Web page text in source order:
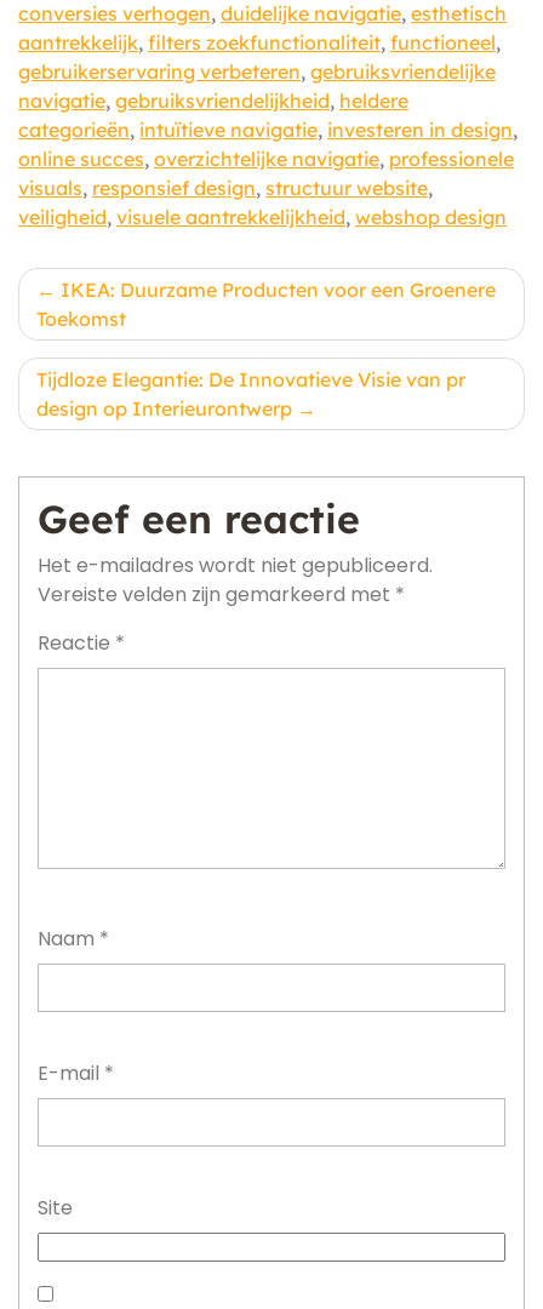
conversies verhogen, duidelijke navigatie, esthetisch
aantrekkelijk, filters zoekfunctionaliteit, functioneel,
gebruikerservaring verbeteren, gebruiksvriendelijke
navigatie, gebruiksvriendelijkheid, heldere
categorieën, intuïtieve navigatie, investeren in design,
online succes, overzichtelijke navigatie, professionele
visuals, responsief design, structuur website,
veiligheid, visuele aantrekkelijkheid, webshop design
Berichtnavigatie
IKEA: Duurzame Producten voor een Groenere
Toekomst
Tijdloze Elegantie: De Innovatieve Visie van pr
design op Interieurontwerp
Geef een reactie
Het e-mailadres wordt niet gepubliceerd.
Vereiste velden zijn gemarkeerd met *
Reactie *
Naam *
E-mail *
Site